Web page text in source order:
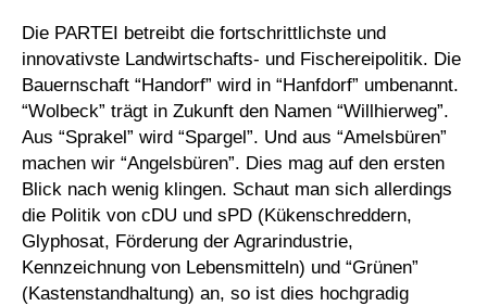
Die PARTEI betreibt die fortschrittlichste und
innovativste Landwirtschafts- und Fischereipolitik. Die
Bauernschaft “Handorf” wird in “Hanfdorf” umbenannt.
“Wolbeck” trägt in Zukunft den Namen “Willhierweg”.
Aus “Sprakel” wird “Spargel”. Und aus “Amelsbüren”
machen wir “Angelsbüren”. Dies mag auf den ersten
Blick nach wenig klingen. Schaut man sich allerdings
die Politik von cDU und sPD (Kükenschreddern,
Glyphosat, Förderung der Agrarindustrie,
Kennzeichnung von Lebensmitteln) und “Grünen”
(Kastenstandhaltung) an, so ist dies hochgradig